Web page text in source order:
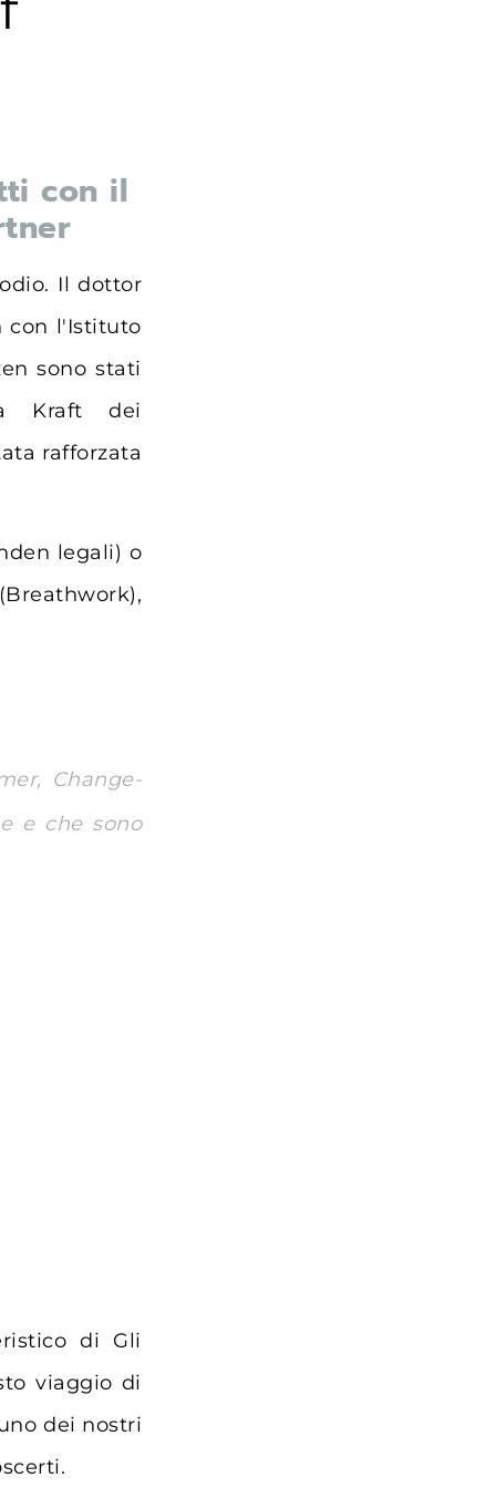
con il
Il dottor
con l'Istituto
sono stati
Kraft dei
rafforzata
legali) o
Change-
e che sono
di Gli
viaggio di
dei nostri